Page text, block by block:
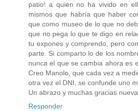
patio! a quien no ha vivido en
mismos que habría que haber
que como museo de lo que no
que no pega lo que te digo en
tu expones y comprendo, pero
parte. Si comparto lo de los
nunca el que se cambia ahora es
Creo Manolo, que cada vez a
otra vez el DNI, se confunde uno
Un abrazo y muchas gracias
Responder